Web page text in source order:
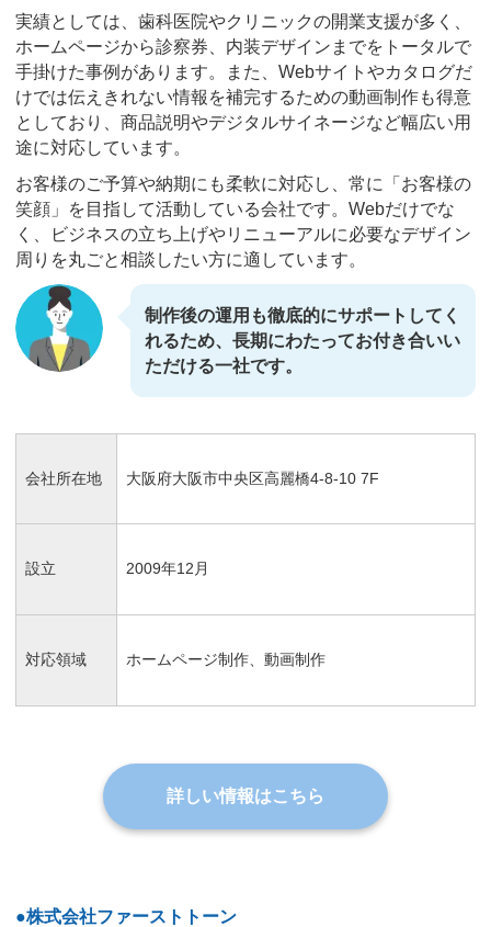
実績としては、歯科医院やクリニックの開業支援が多く、
ホームページから診察券、内装デザインまでをトータルで
手掛けた事例があります。また、Webサイトやカタログだ
けでは伝えきれない情報を補完するための動画制作も得意
としており、商品説明やデジタルサイネージなど幅広い用
途に対応しています。
お客様のご予算や納期にも柔軟に対応し、常に「お客様の
笑顔」を目指して活動している会社です。Webだけでな
く、ビジネスの立ち上げやリニューアルに必要なデザイン
周りを丸ごと相談したい方に適しています。
制作後の運用も徹底的にサポートしてく
れるため、長期にわたってお付き合いい
ただける一社です。
会社所在地 大阪府大阪市中央区高麗橋4-8-10 7F
設立 2009年12月
対応領域 ホームページ制作、動画制作
詳しい情報はこちら
●株式会社ファーストトーン